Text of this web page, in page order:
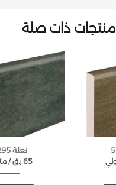
منتجات ذات صلة
نعلة 554295
متر طولي / 65 ر.ق